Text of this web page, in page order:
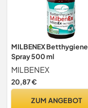
MILBENEX Betthygiene
Spray 500 ml
MILBENEX
20,87 €
ZUM ANGEBOT